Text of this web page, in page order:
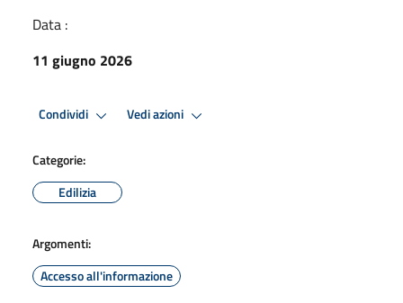
Data :
11 giugno 2026
Condividi Vedi azioni
Categorie:
Edilizia
Argomenti:
Accesso all'informazione